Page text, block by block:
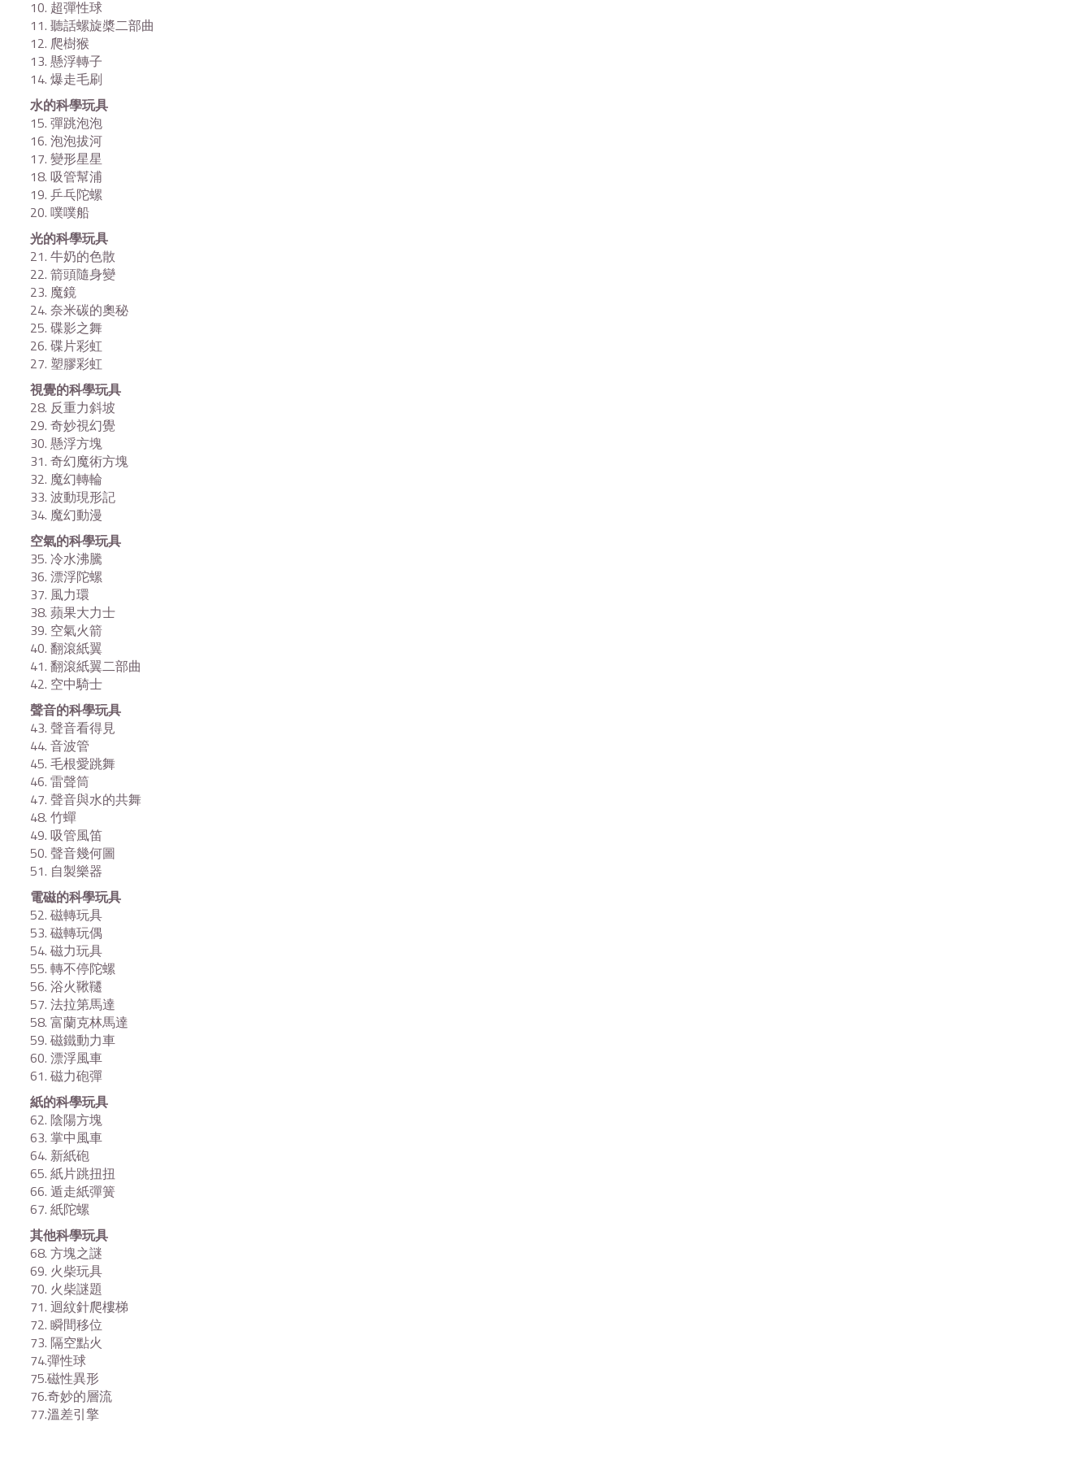
10. 超彈性球
11. 聽話螺旋槳二部曲
12. 爬樹猴
13. 懸浮轉子
14. 爆走毛刷
水的科學玩具
15. 彈跳泡泡
16. 泡泡拔河
17. 變形星星
18. 吸管幫浦
19. 乒乓陀螺
20. 噗噗船
光的科學玩具
21. 牛奶的色散
22. 箭頭隨身變
23. 魔鏡
24. 奈米碳的奧秘
25. 碟影之舞
26. 碟片彩虹
27. 塑膠彩虹
視覺的科學玩具
28. 反重力斜坡
29. 奇妙視幻覺
30. 懸浮方塊
31. 奇幻魔術方塊
32. 魔幻轉輪
33. 波動現形記
34. 魔幻動漫
空氣的科學玩具
35. 冷水沸騰
36. 漂浮陀螺
37. 風力環
38. 蘋果大力士
39. 空氣火箭
40. 翻滾紙翼
41. 翻滾紙翼二部曲
42. 空中騎士
聲音的科學玩具
43. 聲音看得見
44. 音波管
45. 毛根愛跳舞
46. 雷聲筒
47. 聲音與水的共舞
48. 竹蟬
49. 吸管風笛
50. 聲音幾何圖
51. 自製樂器
電磁的科學玩具
52. 磁轉玩具
53. 磁轉玩偶
54. 磁力玩具
55. 轉不停陀螺
56. 浴火鞦韆
57. 法拉第馬達
58. 富蘭克林馬達
59. 磁鐵動力車
60. 漂浮風車
61. 磁力砲彈
紙的科學玩具
62. 陰陽方塊
63. 掌中風車
64. 新紙砲
65. 紙片跳扭扭
66. 遁走紙彈簧
67. 紙陀螺
其他科學玩具
68. 方塊之謎
69. 火柴玩具
70. 火柴謎題
71. 迴紋針爬樓梯
72. 瞬間移位
73. 隔空點火
74.彈性球
75.磁性異形
76.奇妙的層流
77.溫差引擎